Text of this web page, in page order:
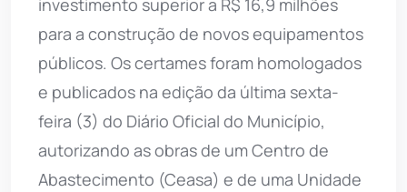
investimento superior a R$ 16,9 milhões
para a construção de novos equipamentos
públicos. Os certames foram homologados
e publicados na edição da última sexta-
feira (3) do Diário Oficial do Município,
autorizando as obras de um Centro de
Abastecimento (Ceasa) e de uma Unidade